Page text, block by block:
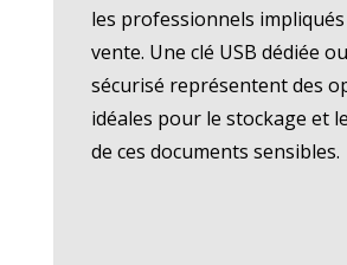
les professionnels
vente. Une clé USB dédiée
sécurisé représentent des
idéales pour le stockage et
de ces documents sensibles.